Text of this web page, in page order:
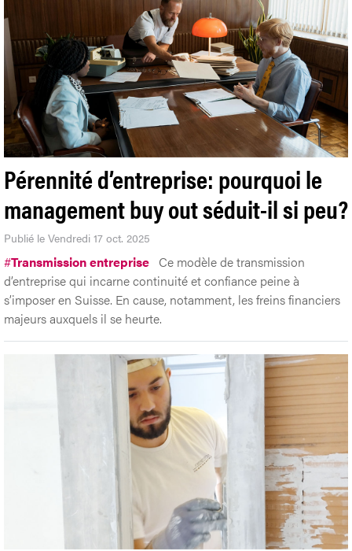
Pérennité d’entreprise: pourquoi le
management buy out séduit-il si peu?
Publié le Vendredi 17 oct. 2025
#Transmission entreprise Ce modèle de transmission
d’entreprise qui incarne continuité et confiance peine à
s’imposer en Suisse. En cause, notamment, les freins financiers
majeurs auxquels il se heurte.